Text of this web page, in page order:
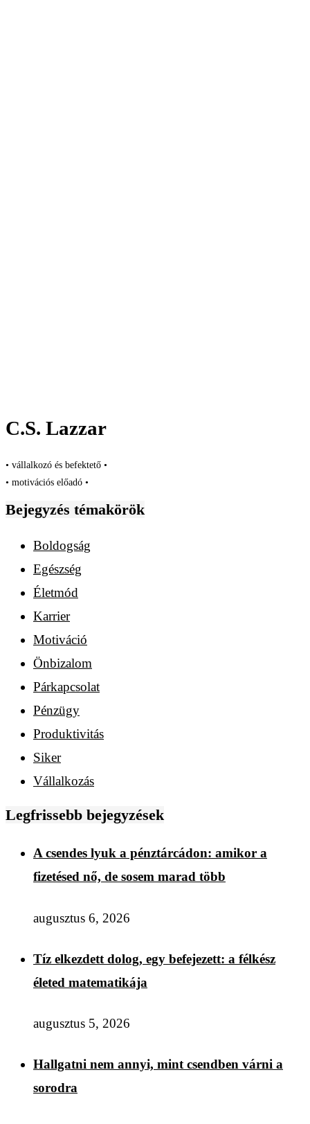
C.S. Lazzar
• vállalkozó és befektető •
• motivációs előadó •
Bejegyzés témakörök
Boldogság
Egészség
Életmód
Karrier
Motiváció
Önbizalom
Párkapcsolat
Pénzügy
Produktivitás
Siker
Vállalkozás
Legfrissebb bejegyzések
A csendes lyuk a pénztárcádon: amikor a
fizetésed nő, de sosem marad több
augusztus 6, 2026
Tíz elkezdett dolog, egy befejezett: a félkész
életed matematikája
augusztus 5, 2026
Hallgatni nem annyi, mint csendben várni a
sorodra